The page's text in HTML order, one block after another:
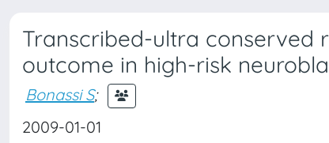
Transcribed-ultra conserved
outcome in high-risk
Bonassi S;
2009-01-01